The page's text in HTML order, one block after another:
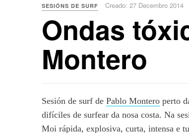
SESIÓNS DE SURF Creado: 27 Decembro 2014
Ondas
Montero
Sesión de surf de Pablo Montero perto
difíciles de surfear da nosa costa. Na
Moi rápida, explosiva, curta, intensa e